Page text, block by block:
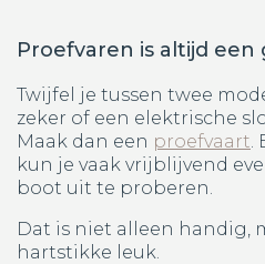
Proefvaren is altijd een
Twijfel je tussen twee
zeker of een elektrische
Maak dan een proefvaart.
kun je vaak vrijblijvend
boot uit te proberen.
Dat is niet alleen handig,
hartstikke leuk.